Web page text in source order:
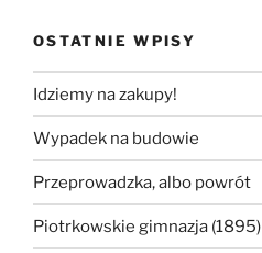
OSTATNIE WPISY
Idziemy na zakupy!
Wypadek na budowie
Przeprowadzka, albo powrót
Piotrkowskie gimnazja (1895)